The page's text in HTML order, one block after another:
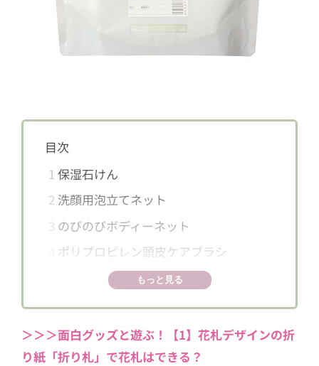
目次
1 保湿石けん
2 洗顔用泡立てネット
3 のびのびボディーネット
ポリプロピレン頭皮ケアブラシ
6薬用入浴剤・レモングラスの香り
7 ホホバオイル
8スウィートアーモンドオイル
もっと見る
＞＞＞面白グッズと遊ぶ！【1】花札デザインの折
り紙「折り札」で花札はできる？